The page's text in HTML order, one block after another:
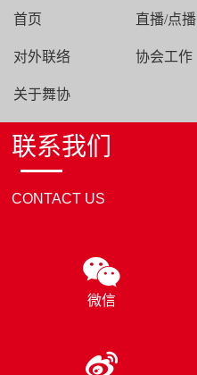
首页 直播/点播
对外联络 协会工作
关于舞协
联系我们
CONTACT US
微信